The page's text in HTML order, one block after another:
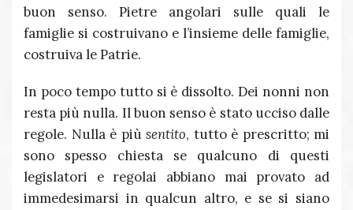
buon senso. Pietre angolari sulle quali le
famiglie si costruivano e l’insieme delle famiglie,
costruiva le Patrie.
In poco tempo tutto si è dissolto. Dei nonni non
resta più nulla. Il buon senso è stato ucciso dalle
regole. Nulla è più sentito, tutto è prescritto; mi
sono spesso chiesta se qualcuno di questi
legislatori e regolai abbiano mai provato ad
immedesimarsi in qualcun altro, e se si siano